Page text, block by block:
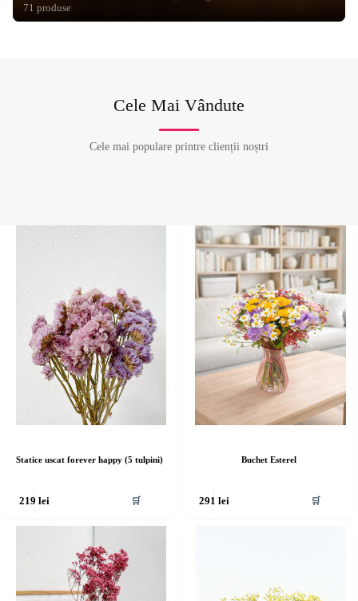
71 produse
Cele Mai Vândute
Cele mai populare printre clienții noștri
Statice uscat forever happy (5 tulpini)
219 lei 🛒
Buchet Esterel
291 lei 🛒